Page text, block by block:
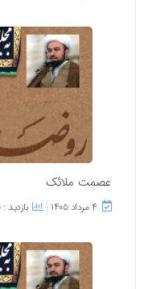
عصمت ملائک
۴ مرداد ۱۴۰۵ بازدید : 60